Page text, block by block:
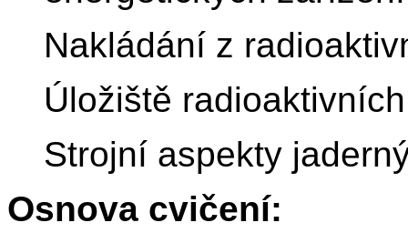
Nakládání z
Úložiště
Strojní aspekty
Osnova cvičení: